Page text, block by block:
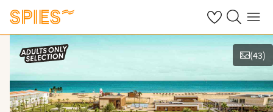
Se dine gemte
Søg påMenu
(43)